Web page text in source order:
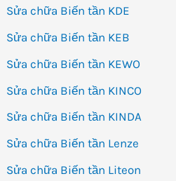
Sửa chữa Biến tần KDE
Sửa chữa Biến tần KEB
Sửa chữa Biến tần KEWO
Sửa chữa Biến tần KINCO
Sửa chữa Biến tần KINDA
Sửa chữa Biến tần Lenze
Sửa chữa Biến tần Liteon